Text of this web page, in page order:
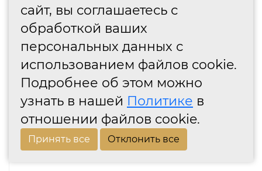
сайт, вы соглашаетесь с
обработкой ваших
персональных данных с
использованием файлов cookie.
Подробнее об этом можно
узнать в нашей Политике в
отношении файлов cookie.
Принять все Отклонить все